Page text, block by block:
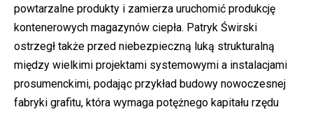
powtarzalne produkty i zamierza uruchomić produkcję
kontenerowych magazynów ciepła. Patryk Świrski
ostrzegł także przed niebezpieczną luką strukturalną
między wielkimi projektami systemowymi a instalacjami
prosumenckimi, podając przykład budowy nowoczesnej
fabryki grafitu, która wymaga potężnego kapitału rzędu